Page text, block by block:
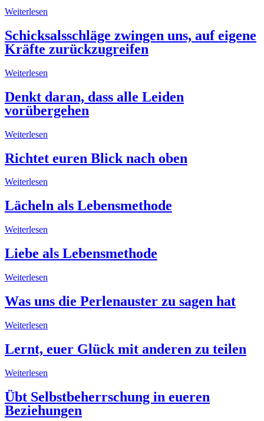
Weiterlesen
Schicksalsschläge zwingen uns, auf eigene
Kräfte zurückzugreifen
Weiterlesen
Denkt daran, dass alle Leiden
vorübergehen
Weiterlesen
Richtet euren Blick nach oben
Weiterlesen
Lächeln als Lebensmethode
Weiterlesen
Liebe als Lebensmethode
Weiterlesen
Was uns die Perlenauster zu sagen hat
Weiterlesen
Lernt, euer Glück mit anderen zu teilen
Weiterlesen
Übt Selbstbeherrschung in eueren
Beziehungen